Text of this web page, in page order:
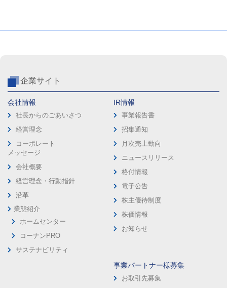
企業サイト
会社情報
社長からのごあいさつ
経営理念
コーポレート
メッセージ
会社概要
経営理念・行動指針
沿革
業態紹介
ホームセンター
コーナンPRO
サステナビリティ
IR情報
事業報告書
招集通知
月次売上動向
ニュースリリース
格付情報
電子公告
株主優待制度
株価情報
お知らせ
事業パートナー様募集
お取引先募集